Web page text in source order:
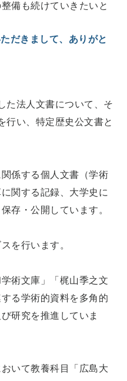
備も続けていきたいと
だきまして、ありがと
た法人文書について、そ
行い、特定歴史公文書と
係する個人文書（学術
関する記録、大学史に
存・公開しています。
を行います。
術文庫」「梶山季之文
る学術的資料を多角的
研究を推進していま
いて教養科目「広島大